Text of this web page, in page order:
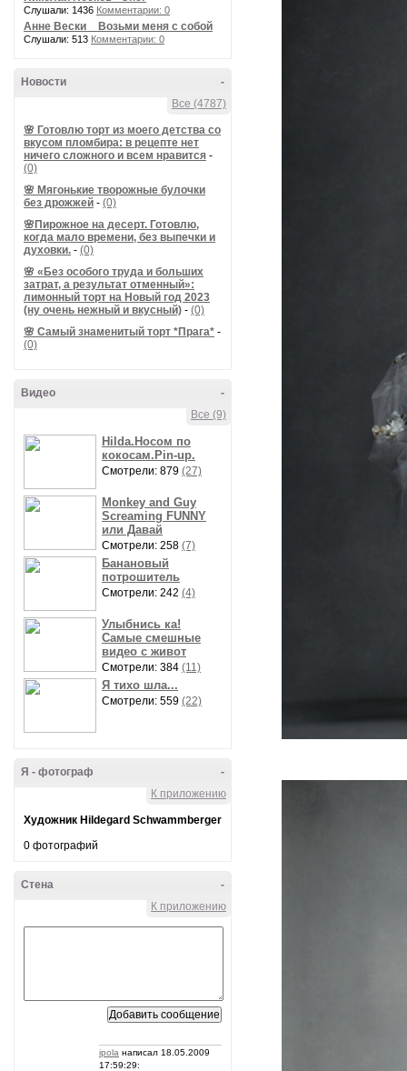
Слушали: 1436 Комментарии: 0
Анне Вески _ Возьми меня с собой
Слушали: 513 Комментарии: 0
-
Новости
Все (4787)
🌸 Готовлю торт из моего детства со
вкусом пломбира: в рецепте нет
ничего сложного и всем нравится -
(0)
🌸 Мягонькие творожные булочки
без дрожжей - (0)
🌸Пирожное на десерт. Готовлю,
когда мало времени, без выпечки и
духовки. - (0)
🌸 «Без особого труда и больших
затрат, а результат отменный»:
лимонный торт на Новый год 2023
(ну очень нежный и вкусный) - (0)
🌸 Самый знаменитый торт *Прага* -
(0)
-
Видео
Все (9)
Hilda.Носом по
кокосам.Pin-up.
Смотрели: 879 (27)
Monkey and Guy
Screaming FUNNY
или Давай
Смотрели: 258 (7)
Банановый
потрошитель
Смотрели: 242 (4)
Улыбнись ка!
Самые смешные
видео с живот
Смотрели: 384 (11)
Я тихо шла...
Смотрели: 559 (22)
-
Я - фотограф
К приложению
Художник Hildegard Schwammberger
0 фотографий
-
Стена
К приложению
ipola написал 18.05.2009
17:59:29: